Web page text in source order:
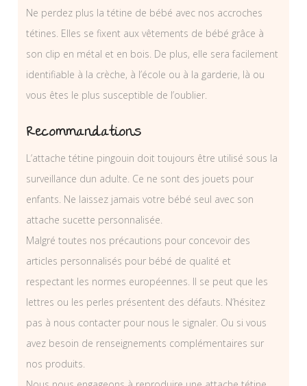
Ne perdez plus la tétine de bébé avec nos accroches
tétines. Elles se fixent aux vêtements de bébé grâce à
son clip en métal et en bois. De plus, elle sera facilement
identifiable à la crèche, à l’école ou à la garderie, là ou
vous êtes le plus susceptible de l’oublier.
Recommandations
L’attache tétine pingouin doit toujours être utilisé sous la
surveillance dun adulte. Ce ne sont des jouets pour
enfants. Ne laissez jamais votre bébé seul avec son
attache sucette personnalisée.
Malgré toutes nos précautions pour concevoir des
articles personnalisés pour bébé de qualité et
respectant les normes européennes. Il se peut que les
lettres ou les perles présentent des défauts. N’hésitez
pas à nous contacter pour nous le signaler. Ou si vous
avez besoin de renseignements complémentaires sur
nos produits.